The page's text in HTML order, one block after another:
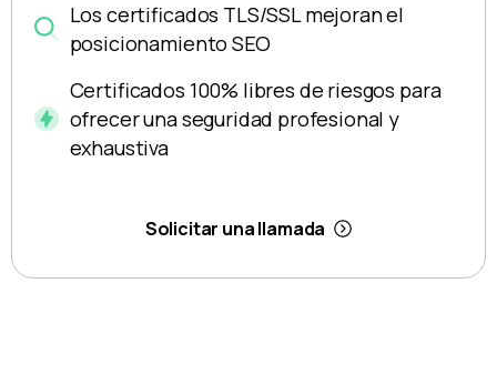
Los certificados TLS/SSL mejoran el
posicionamiento SEO
Certificados 100% libres de riesgos para
ofrecer una seguridad profesional y
exhaustiva
Solicitar una llamada